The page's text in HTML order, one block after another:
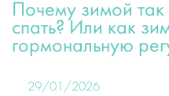
Почему зимой так
спать? Или как
гормональную
29/01/2026